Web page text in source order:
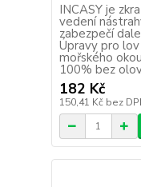
INCASY je
vedení
zabezpečí
Úpravy pro
mořského
100% bez
182 Kč
150,41 Kč bez